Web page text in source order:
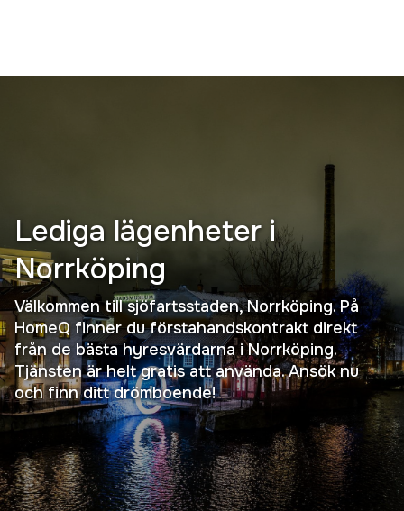
Lediga lägenheter i
Norrköping
Välkommen till sjöfartsstaden, Norrköping. På
HomeQ finner du förstahandskontrakt direkt
från de bästa hyresvärdarna i Norrköping.
Tjänsten är helt gratis att använda. Ansök nu
och finn ditt drömboende!